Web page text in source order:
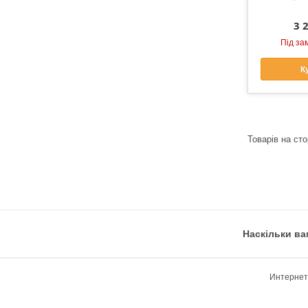
3
Під
Наскільки